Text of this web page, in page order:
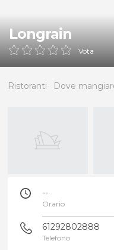
Longrain
Vota
Ristoranti Dove
--
Orario
61292802888
Telefono